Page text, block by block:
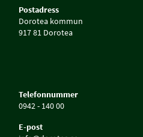
Postadress
Dorotea kommun
917 81 Dorotea
Telefonnummer
0942 - 140 00
E-post